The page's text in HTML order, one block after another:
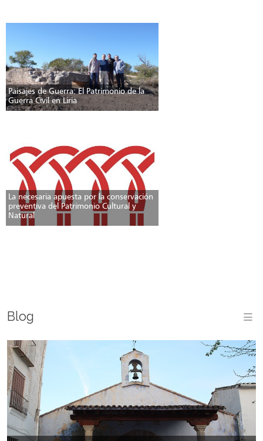
Paisajes de Guerra: El Patrimonio de la
Guerra Civil en Liria
La necesaria apuesta por la conservación
preventiva del Patrimonio Cultural y
Natural
Blog